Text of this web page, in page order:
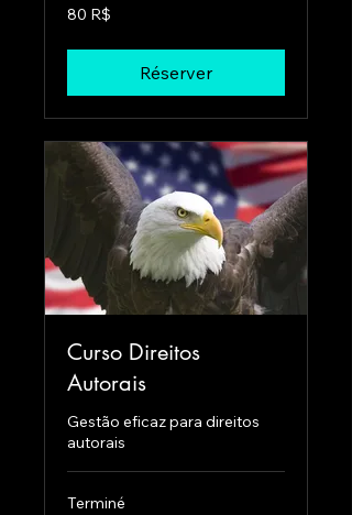
80
réals
80 R$
Réserver
Curso Direitos
Autorais
Gestão eficaz para direitos
autorais
Terminé